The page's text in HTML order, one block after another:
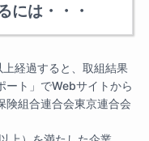
には・・・
経過すると、取組結果
ート」でWebサイトから
険組合連合会東京連合会